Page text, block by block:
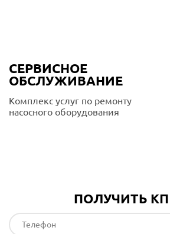
СЕРВИСНОЕ
ОБСЛУЖИВАНИЕ
Комплекс услуг по ремонту
насосного оборудования
ПОЛУЧИТЬ КП